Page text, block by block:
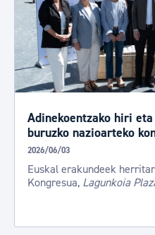
Adinekoentzako hiri
buruzko nazioarteko
2026/06/03
Euskal erakundeek
Kongresua, Lagunkoia